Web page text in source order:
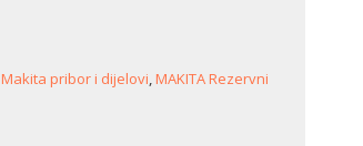
Makita pribor i dijelovi,MAKITA Rezervni